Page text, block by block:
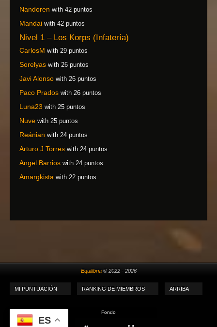
Nandoren with 42 puntos
Mandai with 42 puntos
Nivel 1 – Los Korps (Infatería)
CarlosM with 29 puntos
Sorelyas with 26 puntos
Javi Alonso with 26 puntos
Paco Prados with 26 puntos
Luna23 with 25 puntos
Nuve with 25 puntos
Reánian with 24 puntos
Arturo J Torres with 24 puntos
Angel Barrios with 24 puntos
Amargkista with 22 puntos
Equilibria© 2022 - 2026
MI PUNTUACIÓN RANKING DE MIEMBROS ARRIBA
Fondo
ES